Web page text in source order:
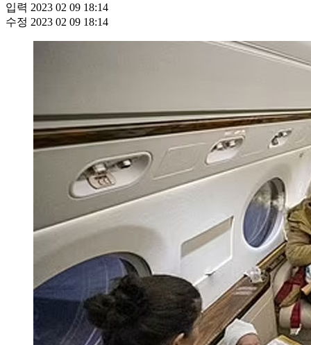
입력 2023 02 09 18:14
수정 2023 02 09 18:14